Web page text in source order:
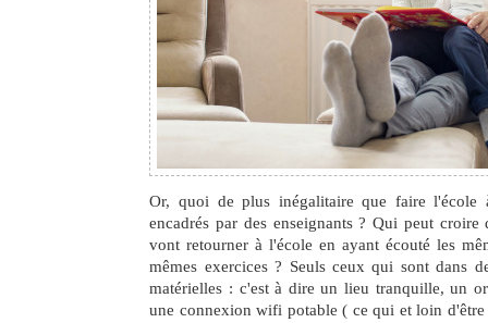
Or, quoi de plus inégalitaire que faire l'école
encadrés par des enseignants ? Qui peut croire
vont retourner à l'école en ayant écouté les
mêmes exercices ? Seuls ceux qui sont dans
matérielles : c'est à dire un lieu tranquille, un
une connexion wifi potable ( ce qui et loin d'être